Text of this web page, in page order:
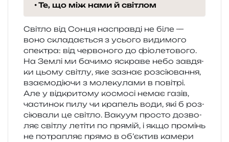
Те, що між нами й світлом
Світло від Сонця насправ­ді не біле —
воно скла­да­є­ться з усьо­го види­мо­го
спе­ктра: від чер­во­но­го до фіо­ле­то­во­го.
На Землі ми бачи­мо яскра­ве небо зав­дя­
ки цьому сві­тлу, яке зазнає роз­сі­ю­ва­н­ня,
вза­є­мо­ді­ю­чи з моле­ку­ла­ми в повітрі.
Але у від­кри­то­му космо­сі немає газів,
части­нок пилу чи кра­пель води, які б роз­
сі­ю­ва­ли це сві­тло. Вакуум про­сто дозво­
ляє сві­тлу леті­ти по пря­мій, і якщо про­мінь
не потра­пляє прямо в об’є­ктив каме­ри